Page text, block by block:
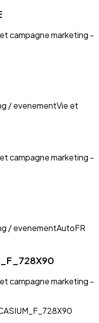
campagne marketing -
/ evenementVie et
campagne marketing -
/ evenementAutoFR
campagne marketing -